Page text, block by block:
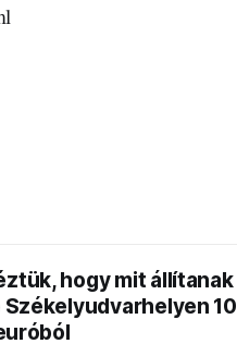
hogy mit állítanak
10